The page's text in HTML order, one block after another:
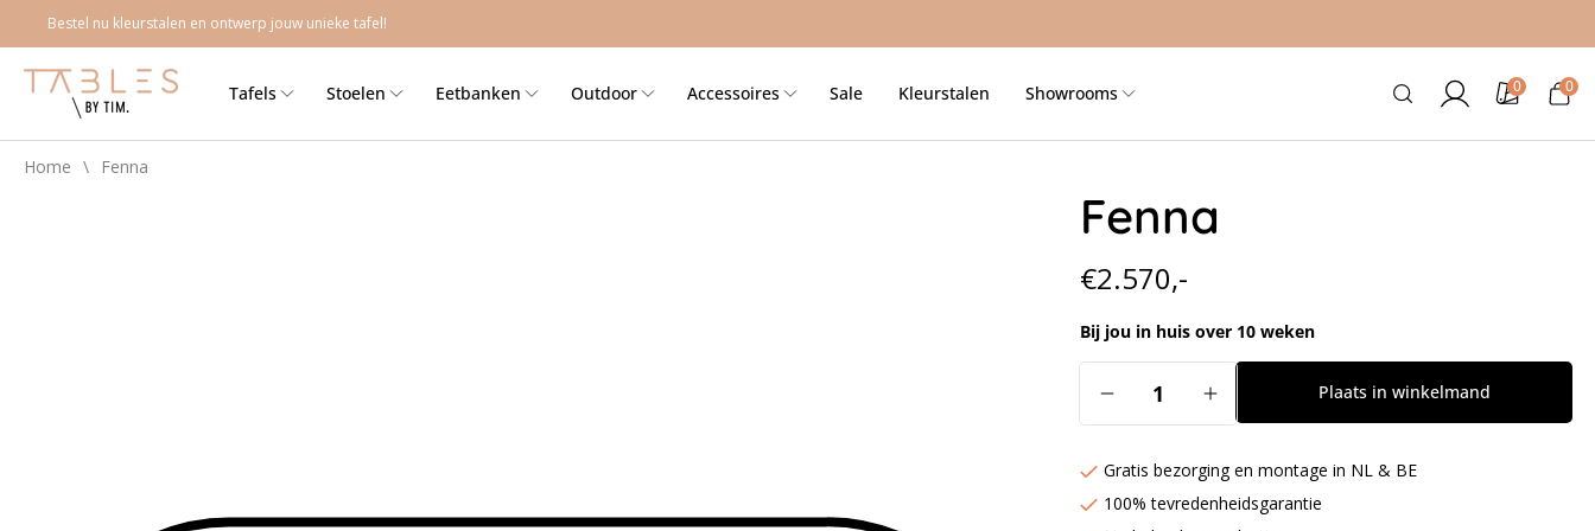
naar de
content
Bestel nu kleurstalen en ontwerp jouw unieke tafel!
Tafels Stoelen Eetbanken Outdoor Accessoires Sale Kleurstalen Showrooms InloggenKleurstalen
0 0
Home \
Fenna
Fenna
Normale
prijs
€2.570,-
Bij jou in huis over 10 weken
Aantal
verlagen
Fenna
Aantal
verhogen
Fenna
Plaats in winkelmand
Gratis bezorging en montage in NL & BE
100% tevredenheidsgarantie